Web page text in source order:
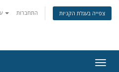
התחברות צפייה בעגלת הקניות